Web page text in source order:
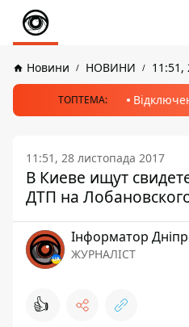
Новини НОВИНИ 11:51,
ТОПТЕМА:
11:51, 28 листопада 2017
В Киеве ищут
ДТП на
Інформатор
ЖУРНАЛІСТ
👍